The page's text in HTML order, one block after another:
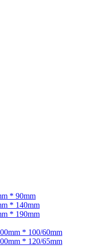
* 90mm
* 140mm
* 190mm
* 100/60mm
* 120/65mm